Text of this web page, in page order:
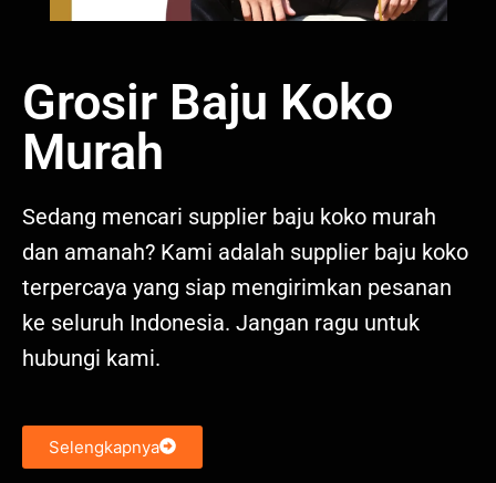
Grosir Baju Koko
Murah
Sedang mencari supplier baju koko murah
dan amanah? Kami adalah supplier baju koko
terpercaya yang siap mengirimkan pesanan
ke seluruh Indonesia. Jangan ragu untuk
hubungi kami.
Selengkapnya